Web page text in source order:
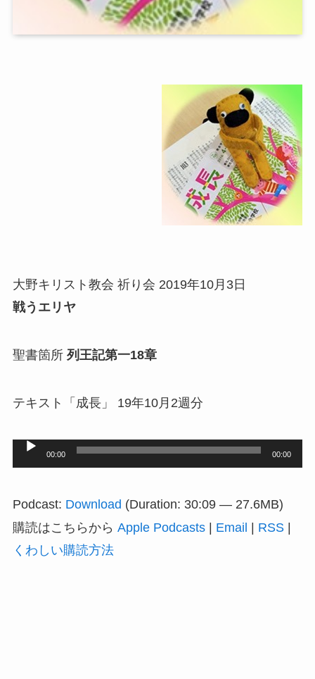
大野キリスト教会 祈り会 2019年10月3日
戦うエリヤ
聖書箇所 列王記第一18章
テキスト「成長」 19年10月2週分
レ
00:00 00:00
Podcast: Download (Duration: 30:09 — 27.6MB)
購読はこちらから Apple Podcasts| Email | RSS|
くわしい購読方法